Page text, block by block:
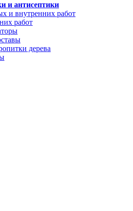
и антисептики
и внутренних работ
работ
дерева